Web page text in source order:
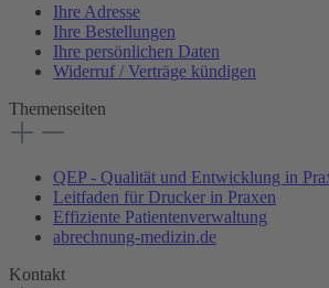
Ihre Adresse
Ihre Bestellungen
Ihre persönlichen Daten
Widerruf / Verträge kündigen
Themenseiten
QEP - Qualität und Entwicklung in
Leitfaden für Drucker in Praxen
Effiziente Patientenverwaltung
abrechnung-medizin.de
Kontakt